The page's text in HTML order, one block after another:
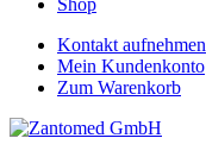
Shop
Kontakt aufnehmen
Mein Kundenkonto
Zum Warenkorb